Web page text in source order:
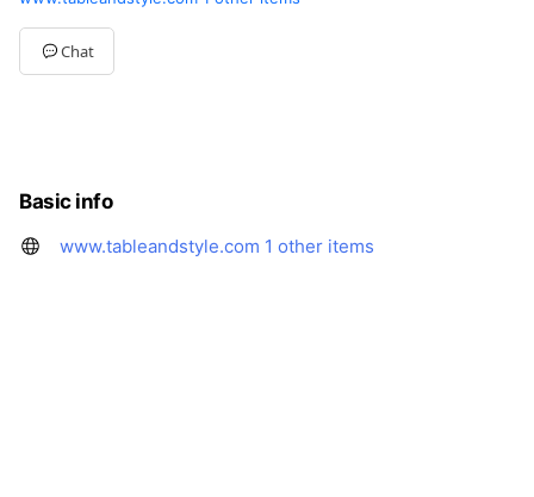
Chat
Basic info
www.tableandstyle.com 1 other items